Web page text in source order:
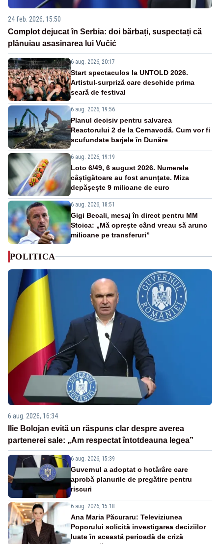
24 feb. 2026, 15:50
Complot dejucat în Serbia: doi bărbați, suspectați că
plănuiau asasinarea lui Vučić
6 aug. 2026, 20:17
Start spectaculos la UNTOLD 2026.
Artistul-surpriză care deschide prima
seară de festival
6 aug. 2026, 19:56
Planul decisiv pentru salvarea
Reactorului 2 de la Cernavodă. Cum vor fi
scufundate barjele în Dunăre
6 aug. 2026, 19:19
Loto 6/49, 6 august 2026. Numerele
câștigătoare au fost anunțate. Miza
depășește 9 milioane de euro
6 aug. 2026, 18:51
Gigi Becali, mesaj în direct pentru MM
Stoica: „Mă oprește când vreau să arunc
milioane pe transferuri”
POLITICA
6 aug. 2026, 16:34
Ilie Bolojan evită un răspuns clar despre averea
partenerei sale: „Am respectat întotdeauna legea”
6 aug. 2026, 15:39
Guvernul a adoptat o hotărâre care
aprobă planurile de pregătire pentru
riscuri
6 aug. 2026, 15:18
Ana Maria Păcuraru: Televiziunea
Poporului solicită investigarea deciziilor
luate în această perioadă de criză